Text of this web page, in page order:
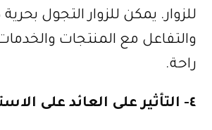
للزوار. يمكن للزوار التجول
والتفاعل مع المنتجات
راحة.
٤- التأثير على العائد على الاستثمار: